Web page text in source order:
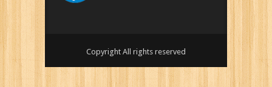
Copyright All rights reserved